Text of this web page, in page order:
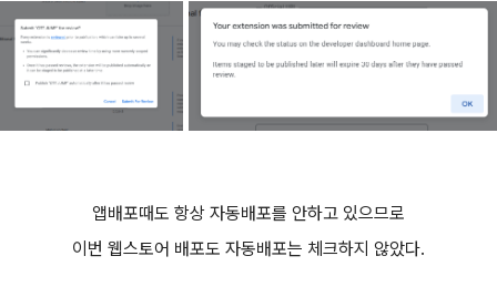
앱배포때도 항상 자동배포를 안하고 있으므로
이번 웹스토어 배포도 자동배포는 체크하지 않았다.